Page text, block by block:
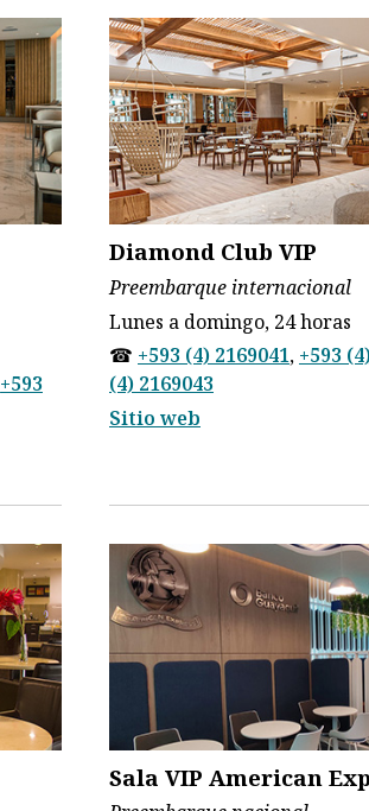
+593
Diamond Club VIP
Preembarque internacional
Lunes a domingo, 24 horas
☎ +593 (4) 2169041, +593
(4) 2169043
Sitio web
Sala VIP American